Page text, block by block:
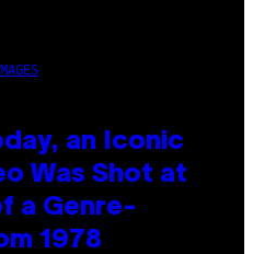
an Iconic
Was Shot at
a Genre-
1978